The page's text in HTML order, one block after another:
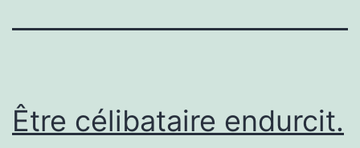
Être célibataire endurcit.